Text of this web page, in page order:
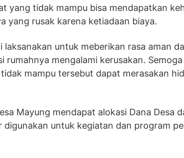
yang tidak mampu bisa mendapatkan
yang rusak karena ketiadaan biaya.
untuk meberikan rasa aman
mengalami kerusakan.
mampu tersebut dapat merasakan
Mayung mendapat alokasi Dana Desa
digunakan untuk kegiatan dan program